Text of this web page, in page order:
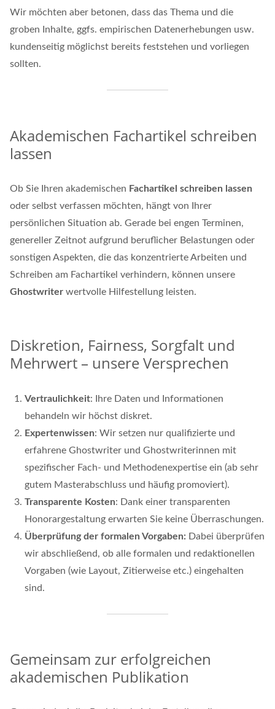
Wir möchten aber betonen, dass das Thema und die
groben Inhalte, ggfs. empirischen Datenerhebungen usw.
kundenseitig möglichst bereits feststehen und vorliegen
sollten.
Akademischen Fachartikel schreiben
lassen
Ob Sie Ihren akademischen Fachartikel schreiben lassen
oder selbst verfassen möchten, hängt von Ihrer
persönlichen Situation ab. Gerade bei engen Terminen,
genereller Zeitnot aufgrund beruflicher Belastungen oder
sonstigen Aspekten, die das konzentrierte Arbeiten und
Schreiben am Fachartikel verhindern, können unsere
Ghostwriter wertvolle Hilfestellung leisten.
Diskretion, Fairness, Sorgfalt und
Mehrwert – unsere Versprechen
Vertraulichkeit: Ihre Daten und Informationen
behandeln wir höchst diskret.
Expertenwissen: Wir setzen nur qualifizierte und
erfahrene Ghostwriter und Ghostwriterinnen mit
spezifischer Fach- und Methodenexpertise ein (ab sehr
gutem Masterabschluss und häufig promoviert).
Transparente Kosten: Dank einer transparenten
Honorargestaltung erwarten Sie keine Überraschungen.
Überprüfung der formalen Vorgaben: Dabei überprüfen
wir abschließend, ob alle formalen und redaktionellen
Vorgaben (wie Layout, Zitierweise etc.) eingehalten
sind.
Gemeinsam zur erfolgreichen
akademischen Publikation